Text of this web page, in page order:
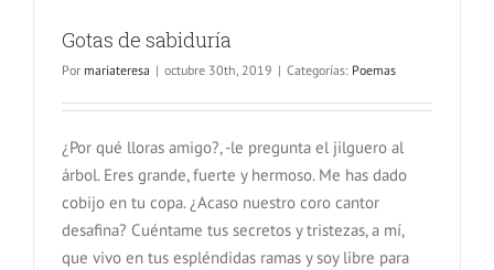
Gotas de sabiduría
Por mariateresa | octubre 30th, 2019 | Categorías: Poemas
¿Por qué lloras amigo?, -le pregunta el jilguero al
árbol. Eres grande, fuerte y hermoso. Me has dado
cobijo en tu copa. ¿Acaso nuestro coro cantor
desafina? Cuéntame tus secretos y tristezas, a mí,
que vivo en tus espléndidas ramas y soy libre para